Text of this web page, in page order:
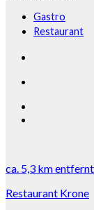
Gastro
Restaurant
ca. 5,3 kmentfernt
Restaurant Krone